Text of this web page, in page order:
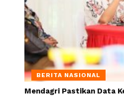
BERITA NASIONAL
Mendagri Pastikan Data